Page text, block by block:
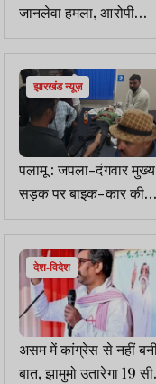
जानलेवा हमला, आरोपी
गिरफ्तार
झारखंड न्यूज़
पलामू : जपला-दंगवार मुख्य
सड़क पर बाइक-कार की
टक्कर, दो युवक घायल
देश-विदेश
असम में कांग्रेस से नहीं
बात, झामुमो उतारेगा 19